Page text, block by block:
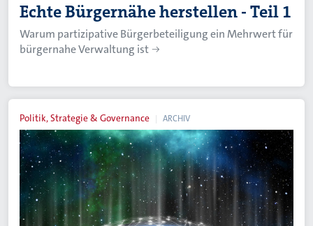
Echte Bürgernähe herstellen - Teil 1
Warum partizipative Bürgerbeteiligung ein Mehrwert für
bürgernahe Verwaltung ist
Politik, Strategie & Governance ARCHIV